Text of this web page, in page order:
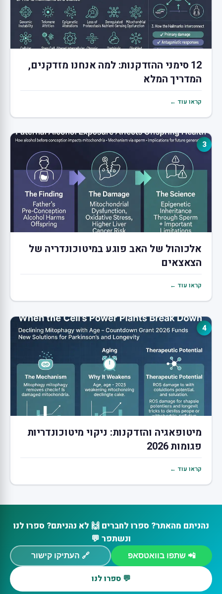
12 סימני ההזדקנות: למה אנחנו מזדקנים,
המדריך המלא
קראו עוד ←
3
אלכוהול של האב פוגע במיטוכונדריה של
הצאצאים
קראו עוד ←
4
מיטופאגיה והזדקנות: ניקוי מיטוכונדריות
פגומות 2026
קראו עוד ←
נהניתם מהאתר? ספרו לחברים 🙌 לא נהניתם? ספרו לנו
ונשתפר 💬
📲 שתפו בוואטסאפ 🔗 העתיקו קישור
💬 ספרו לנו